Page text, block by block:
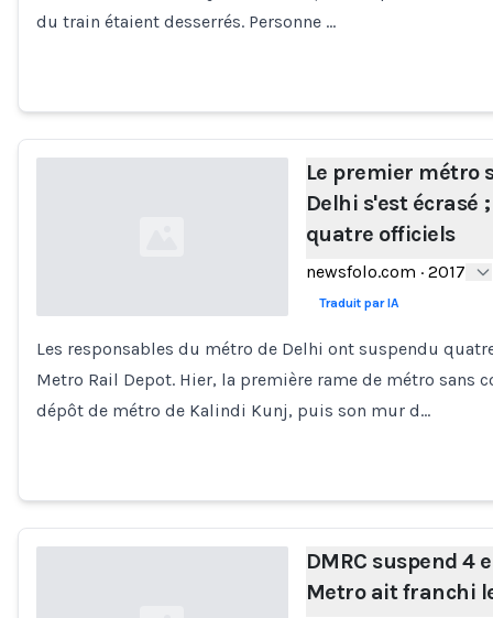
du train étaient desserrés. Personne …
Loading...
Le premier métro
Delhi s'est écrasé
quatre officiels
newsfolo.com · 2017
Traduit par IA
Les responsables du métro de Delhi ont suspendu
Metro Rail Depot. Hier, la première rame de métro sans
dépôt de métro de Kalindi Kunj, puis son mur d…
DMRC suspend 4
Metro ait franchi